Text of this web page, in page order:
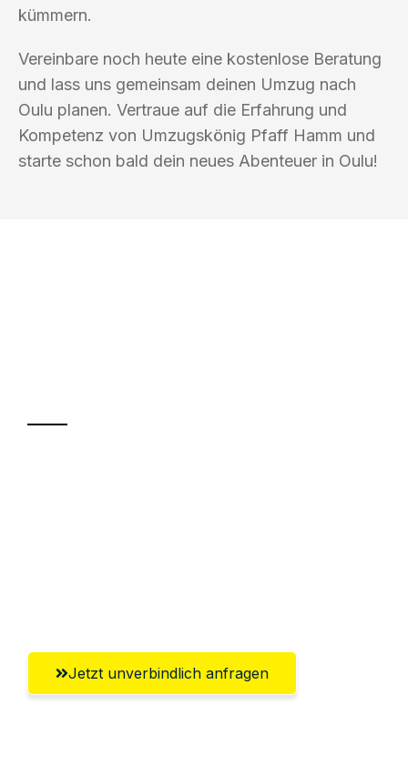
kümmern.
Vereinbare noch heute eine kostenlose Beratung
und lass uns gemeinsam deinen Umzug nach
Oulu planen. Vertraue auf die Erfahrung und
Kompetenz von Umzugskönig Pfaff Hamm und
starte schon bald dein neues Abenteuer in Oulu!
Jetzt unverbindlich anfragen